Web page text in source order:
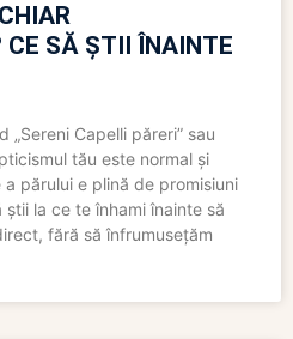
CE SĂ ȘTII ÎNAINTE
„Sereni Capelli păreri” sau
tău este normal și
părului e plină de promisiuni
la ce te înhami înainte să
fără să înfrumusețăm